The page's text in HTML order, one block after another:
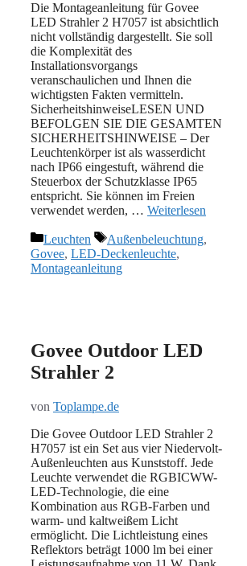
Die Montageanleitung für Govee
LED Strahler 2 H7057 ist absichtlich
nicht vollständig dargestellt. Sie soll
die Komplexität des
Installationsvorgangs
veranschaulichen und Ihnen die
wichtigsten Fakten vermitteln.
SicherheitshinweiseLESEN UND
BEFOLGEN SIE DIE GESAMTEN
SICHERHEITSHINWEISE – Der
Leuchtenkörper ist als wasserdicht
nach IP66 eingestuft, während die
Steuerbox der Schutzklasse IP65
entspricht. Sie können im Freien
verwendet werden, … Weiterlesen
Kategorien
Leuchten Schlagwörter
Außenbeleuchtung,
Govee, LED-Deckenleuchte,
Montageanleitung
Govee Outdoor LED
Strahler 2
von Toplampe.de
Die Govee Outdoor LED Strahler 2
H7057 ist ein Set aus vier Niedervolt-
Außenleuchten aus Kunststoff. Jede
Leuchte verwendet die RGBICWW-
LED-Technologie, die eine
Kombination aus RGB-Farben und
warm- und kaltweißem Licht
ermöglicht. Die Lichtleistung eines
Reflektors beträgt 1000 lm bei einer